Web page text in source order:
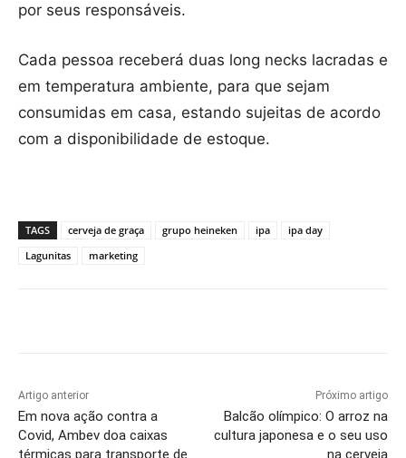
por seus responsáveis.
Cada pessoa receberá duas long necks lacradas e
em temperatura ambiente, para que sejam
consumidas em casa, estando sujeitas de acordo
com a disponibilidade de estoque.
TAGS cerveja de graça grupo heineken ipa
ipa day
Lagunitas
marketing
Artigo anterior
Em nova ação contra a
Covid, Ambev doa caixas
térmicas para transporte de
Próximo artigo
Balcão olímpico: O arroz na
cultura japonesa e o seu uso
na cerveja